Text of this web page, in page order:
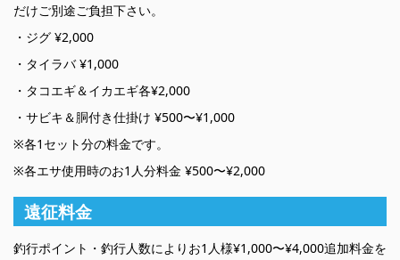
だけご別途ご負担下さい。
・ジグ ¥2,000
・タイラバ ¥1,000
・タコエギ＆イカエギ各¥2,000
・サビキ＆胴付き仕掛け ¥500〜¥1,000
※各1セット分の料金です。
※各エサ使用時のお1人分料金 ¥500〜¥2,000
遠征料金
釣行ポイント・釣行人数によりお1人様¥1,000〜¥4,000追加料金を